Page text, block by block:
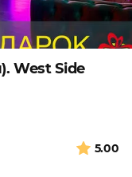
West Side
5.00